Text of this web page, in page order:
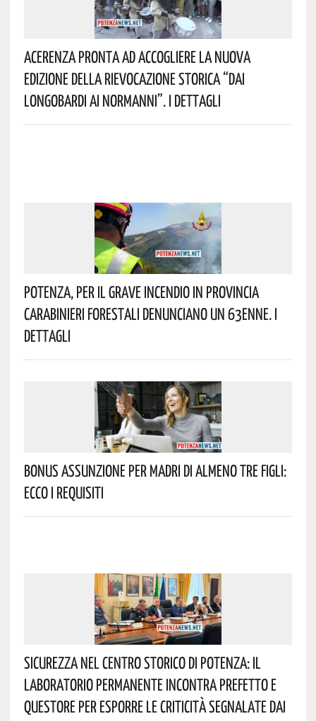
Acerenza Pronta Ad Accogliere La Nuova
Edizione Della Rievocazione Storica “Dai
Longobardi Ai Normanni”. I Dettagli
Potenza, Per Il Grave Incendio In Provincia
Carabinieri Forestali Denunciano Un 63enne. I
Dettagli
Bonus Assunzione Per Madri Di Almeno Tre Figli:
Ecco I Requisiti
Sicurezza Nel Centro Storico Di Potenza: Il
Laboratorio Permanente Incontra Prefetto E
Questore Per Esporre Le Criticità Segnalate Dai